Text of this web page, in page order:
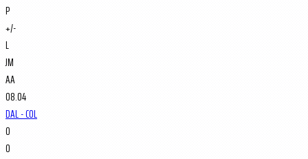
P
+/-
L
JM
AA
08.04
DAL - COL
0
0